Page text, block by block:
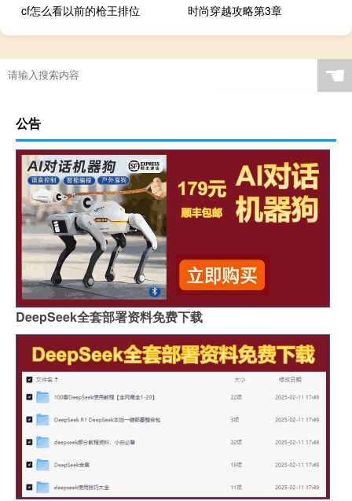
cf怎么看以前的枪王排位 时尚穿越攻略第3章
☚
公告
DeepSeek全套部署资料免费下载